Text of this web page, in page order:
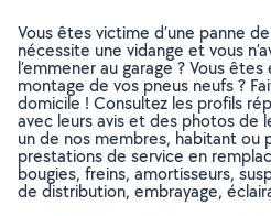
Vous êtes victime d’une panne
nécessite une vidange et vous
l’emmener au garage ? Vous
montage de vos pneus neufs ?
domicile ! Consultez les profils
avec leurs avis et des photos de
un de nos membres, habitant ou
prestations de service en
bougies, freins, amortisseurs,
de distribution, embrayage,